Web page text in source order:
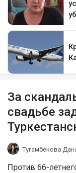
За
свадьбе
Тугамбекова
Против 66-